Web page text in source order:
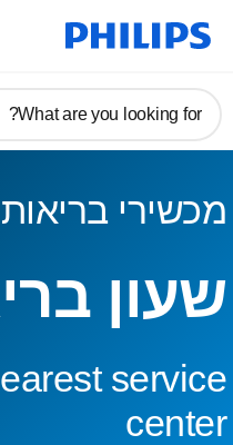
בסמל
What are you looking for?
מכשירי בריאות Connected
שעון
service
center